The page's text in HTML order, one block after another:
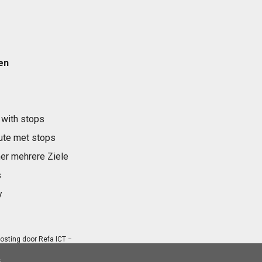
stops
met stops
mehrere Ziele
door Refa ICT−